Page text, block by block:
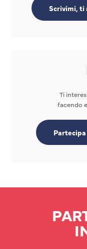
Scrivimi, ti
Ti
facendo